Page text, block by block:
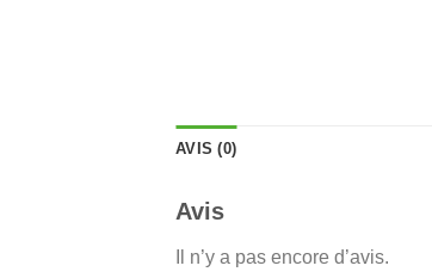
AVIS (0)
Avis
Il n’y a pas encore d’avis.